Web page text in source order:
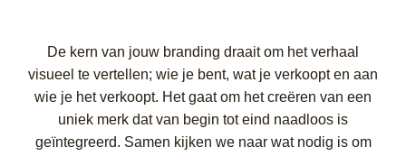
De kern van jouw branding draait om het verhaal
visueel te vertellen; wie je bent, wat je verkoopt en aan
wie je het verkoopt. Het gaat om het creëren van een
uniek merk dat van begin tot eind naadloos is
geïntegreerd. Samen kijken we naar wat nodig is om